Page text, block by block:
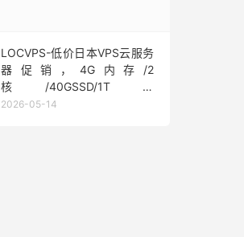
LOCVPS-低价日本VPS云服务
器促销，4G内存/2
核/40GSSD/1T流
量/450Mbps带宽，低至36元/
2026-05-14